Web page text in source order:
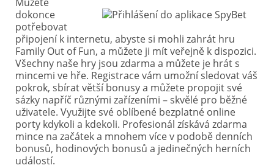
dokonce
potřebovat
připojení k internetu, abyste si mohli zahrát hru
Family Out of Fun, a můžete ji mít veřejně k dispozici.
Všechny naše hry jsou zdarma a můžete je hrát s
mincemi ve hře. Registrace vám umožní sledovat váš
pokrok, sbírat větší bonusy a můžete propojit své
sázky napříč různými zařízeními – skvělé pro běžné
uživatele. Využijte své oblíbené bezplatné online
porty kdykoli a kdekoli. Profesionál získává zdarma
mince na začátek a mnohem více v podobě denních
bonusů, hodinových bonusů a jedinečných herních
událostí.